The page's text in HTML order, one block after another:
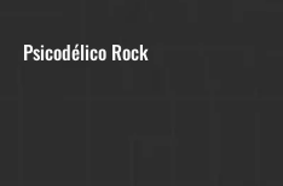
Psicodélico Rock